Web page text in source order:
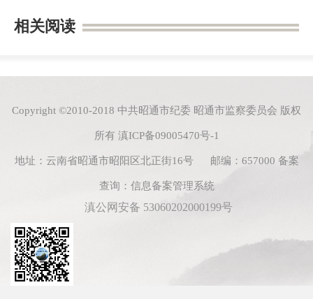
相关阅读
Copyright ©2010-2018 中共昭通市纪委 昭通市监察委员会 版权
所有 滇ICP备09005470号-1
地址：云南省昭通市昭阳区北正街16号 邮编：657000 备案
查询： 信息备案管理系统
滇公网安备 53060202000199号